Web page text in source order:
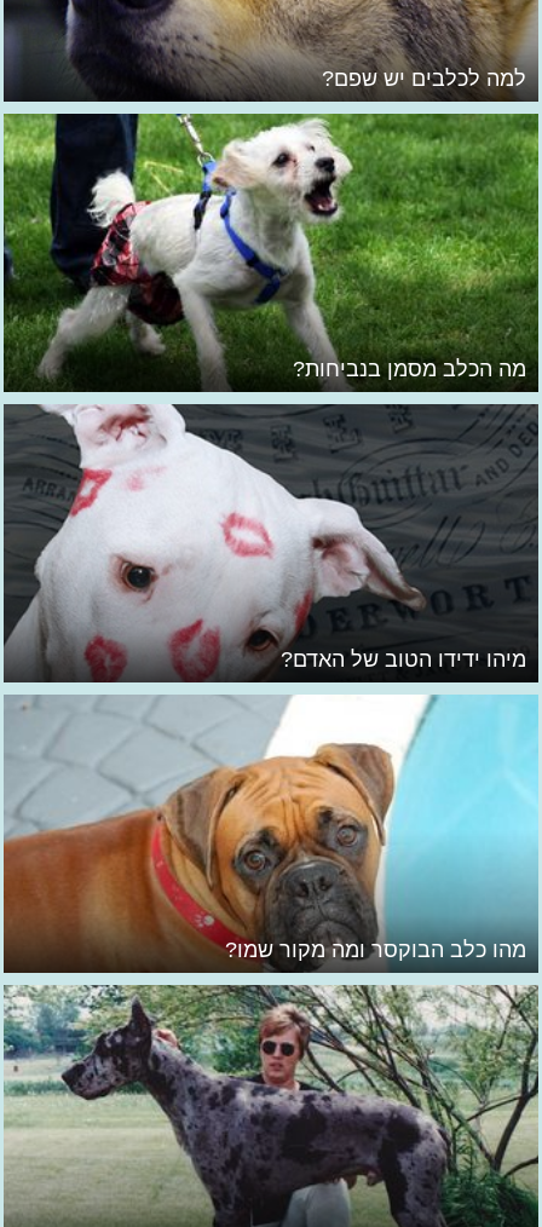
למה לכלבים יש שפם?
מה הכלב מסמן בנביחות?
מיהו ידידו הטוב של האדם?
מהו כלב הבוקסר ומה מקור שמו?